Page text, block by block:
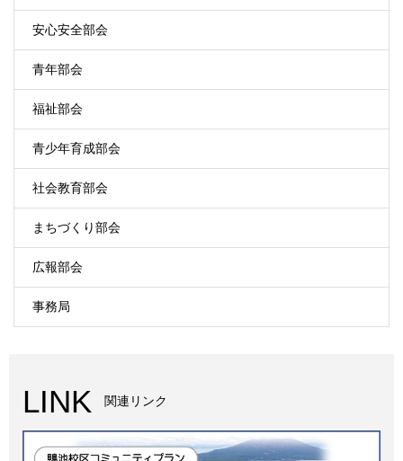
安心安全部会
青年部会
福祉部会
青少年育成部会
社会教育部会
まちづくり部会
広報部会
事務局
LINK 関連リンク